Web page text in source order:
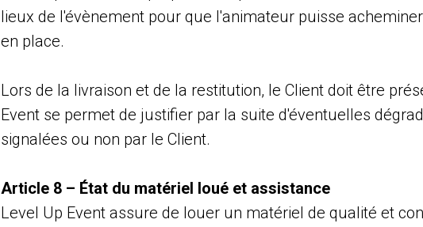
lieux de l'évènement pour que l'animateur puisse
en place.
Lors de la livraison et de la restitution, le Client doit être
Event se permet de justifier par la suite d'éventuelles
signalées ou non par le Client.
Article 8 – État du matériel loué et assistance
Level Up Event assure de louer un matériel de qualité et